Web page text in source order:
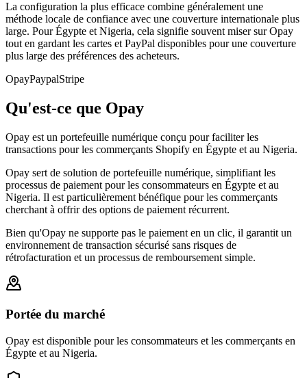
La configuration la plus efficace combine généralement une
méthode locale de confiance avec une couverture internationale plus
large. Pour Égypte et Nigeria, cela signifie souvent miser sur Opay
tout en gardant les cartes et PayPal disponibles pour une couverture
plus large des préférences des acheteurs.
OpayPaypalStripe
Qu'est-ce que Opay
Opay est un portefeuille numérique conçu pour faciliter les
transactions pour les commerçants Shopify en Égypte et au Nigeria.
Opay sert de solution de portefeuille numérique, simplifiant les
processus de paiement pour les consommateurs en Égypte et au
Nigeria. Il est particulièrement bénéfique pour les commerçants
cherchant à offrir des options de paiement récurrent.
Bien qu'Opay ne supporte pas le paiement en un clic, il garantit un
environnement de transaction sécurisé sans risques de
rétrofacturation et un processus de remboursement simple.
Portée du marché
Opay est disponible pour les consommateurs et les commerçants en
Égypte et au Nigeria.